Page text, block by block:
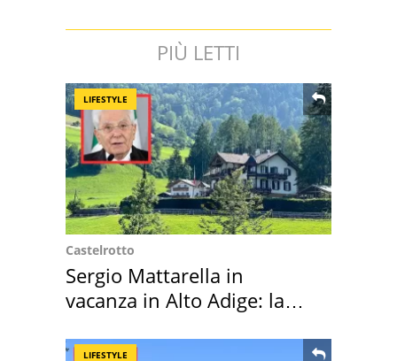
PIÙ LETTI
LIFESTYLE
Castelrotto
Sergio Mattarella in
vacanza in Alto Adige: la
LIFESTYLE